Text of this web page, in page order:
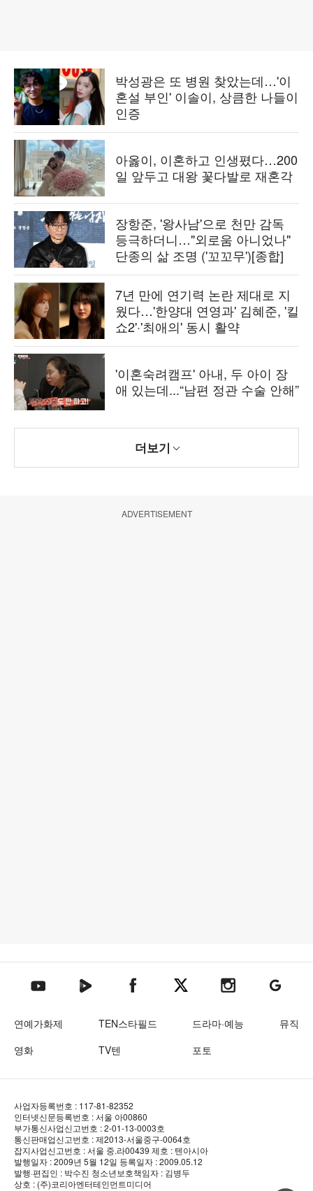
박성광은 또 병원 찾았는데…'이
혼설 부인' 이솔이, 상큼한 나들이
인증
아옳이, 이혼하고 인생폈다…200
일 앞두고 대왕 꽃다발로 재혼각
장항준, '왕사남'으로 천만 감독
등극하더니…"외로움 아니었나"
단종의 삶 조명 ('꼬꼬무')[종합]
7년 만에 연기력 논란 제대로 지
웠다…'한양대 연영과' 김혜준, '킬
쇼2'·'최애의' 동시 활약
'이혼숙려캠프' 아내, 두 아이 장
애 있는데...“남편 정관 수술 안해”
더보기
ADVERTISEMENT
텐아시아 유튜브텐아시아 네이버TV텐아시아 페이스북텐아시아 엑스텐아시아 인스타그램
텐아시아
연예가화제 TEN스타필드 드라마·예능
뮤직
영화
TV텐 포토
사업자등록번호 : 117-81-82352
인터넷신문등록번호 : 서울 아00860
부가통신사업신고번호 : 2-01-13-0003호
통신판매업신고번호 : 제2013-서울중구-0064호
잡지사업신고번호 : 서울 중.라00439 제호 : 텐아시아
발행일자 : 2009년 5월 12일 등록일자 : 2009.05.12
발행·편집인 : 박수진 청소년보호책임자 : 김병두
상호 : (주)코리아엔터테인먼트미디어